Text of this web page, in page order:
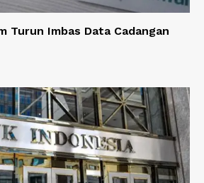
Turun Imbas Data Cadangan